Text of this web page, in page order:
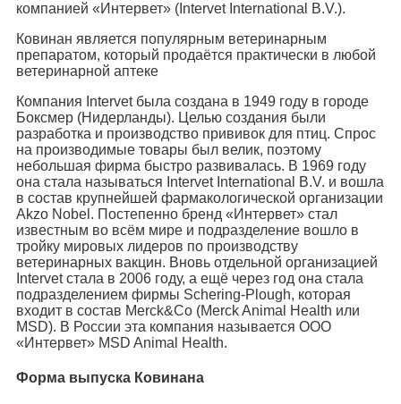
компанией «Интервет» (Intervet International B.V.).
Ковинан является популярным ветеринарным
препаратом, который продаётся практически в любой
ветеринарной аптеке
Компания Intervet была создана в 1949 году в городе
Боксмер (Нидерланды). Целью создания были
разработка и производство прививок для птиц. Спрос
на производимые товары был велик, поэтому
небольшая фирма быстро развивалась. В 1969 году
она стала называться Intervet International B.V. и вошла
в состав крупнейшей фармакологической организации
Akzo Nobel. Постепенно бренд «Интервет» стал
известным во всём мире и подразделение вошло в
тройку мировых лидеров по производству
ветеринарных вакцин. Вновь отдельной организацией
Intervet стала в 2006 году, а ещё через год она стала
подразделением фирмы Schering-Plough, которая
входит в состав Merck&Co (Merck Animal Health или
MSD). В России эта компания называется ООО
«Интервет» MSD Animal Health.
Форма выпуска Ковинана